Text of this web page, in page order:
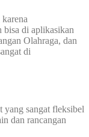
bisa di aplikasikan
Olahraga, dan
di
sangat fleksibel
dan rancangan